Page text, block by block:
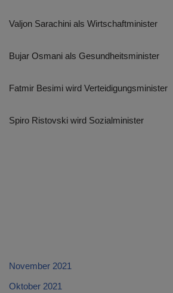
Valjon Sarachini als Wirtschaftminister
Bujar Osmani als Gesundheitsminister
Fatmir Besimi wird Verteidigungsminister
Spiro Ristovski wird Sozialminister
November 2021
Oktober 2021